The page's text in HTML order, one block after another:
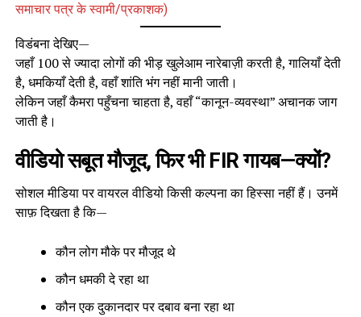
समाचार पत्र के स्वामी/प्रकाशक)
विडंबना देखिए—
जहाँ 100 से ज्यादा लोगों की भीड़ खुलेआम नारेबाज़ी करती है, गालियाँ देती
है, धमकियाँ देती है, वहाँ शांति भंग नहीं मानी जाती।
लेकिन जहाँ कैमरा पहुँचना चाहता है, वहाँ “कानून-व्यवस्था” अचानक जाग
जाती है।
वीडियो सबूत मौजूद, फिर भी FIR गायब—क्यों?
सोशल मीडिया पर वायरल वीडियो किसी कल्पना का हिस्सा नहीं हैं। उनमें
साफ़ दिखता है कि—
कौन लोग मौके पर मौजूद थे
कौन धमकी दे रहा था
कौन एक दुकानदार पर दबाव बना रहा था